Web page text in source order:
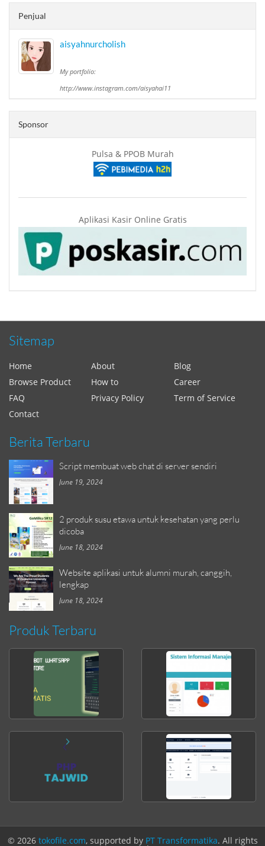
Penjual
aisyahnurcholish
My portfolio:
http://www.instagram.com/aisyahai11
Sponsor
Pulsa & PPOB Murah
Aplikasi Kasir Online Gratis
Sitemap
Home About
Blog
Browse Product
How to
Career
FAQ
Privacy Policy
Term of Service
Contact
Berita Terbaru
Script membuat web chat di server sendiri
June 19, 2024
2 produk susu etawa untuk kesehatan yang perlu
dicoba
June 18, 2024
Website aplikasi untuk alumni murah, canggih,
lengkap
June 18, 2024
Produk Terbaru
© 2026 tokofile.com, supported by PT Transformatika. All rights